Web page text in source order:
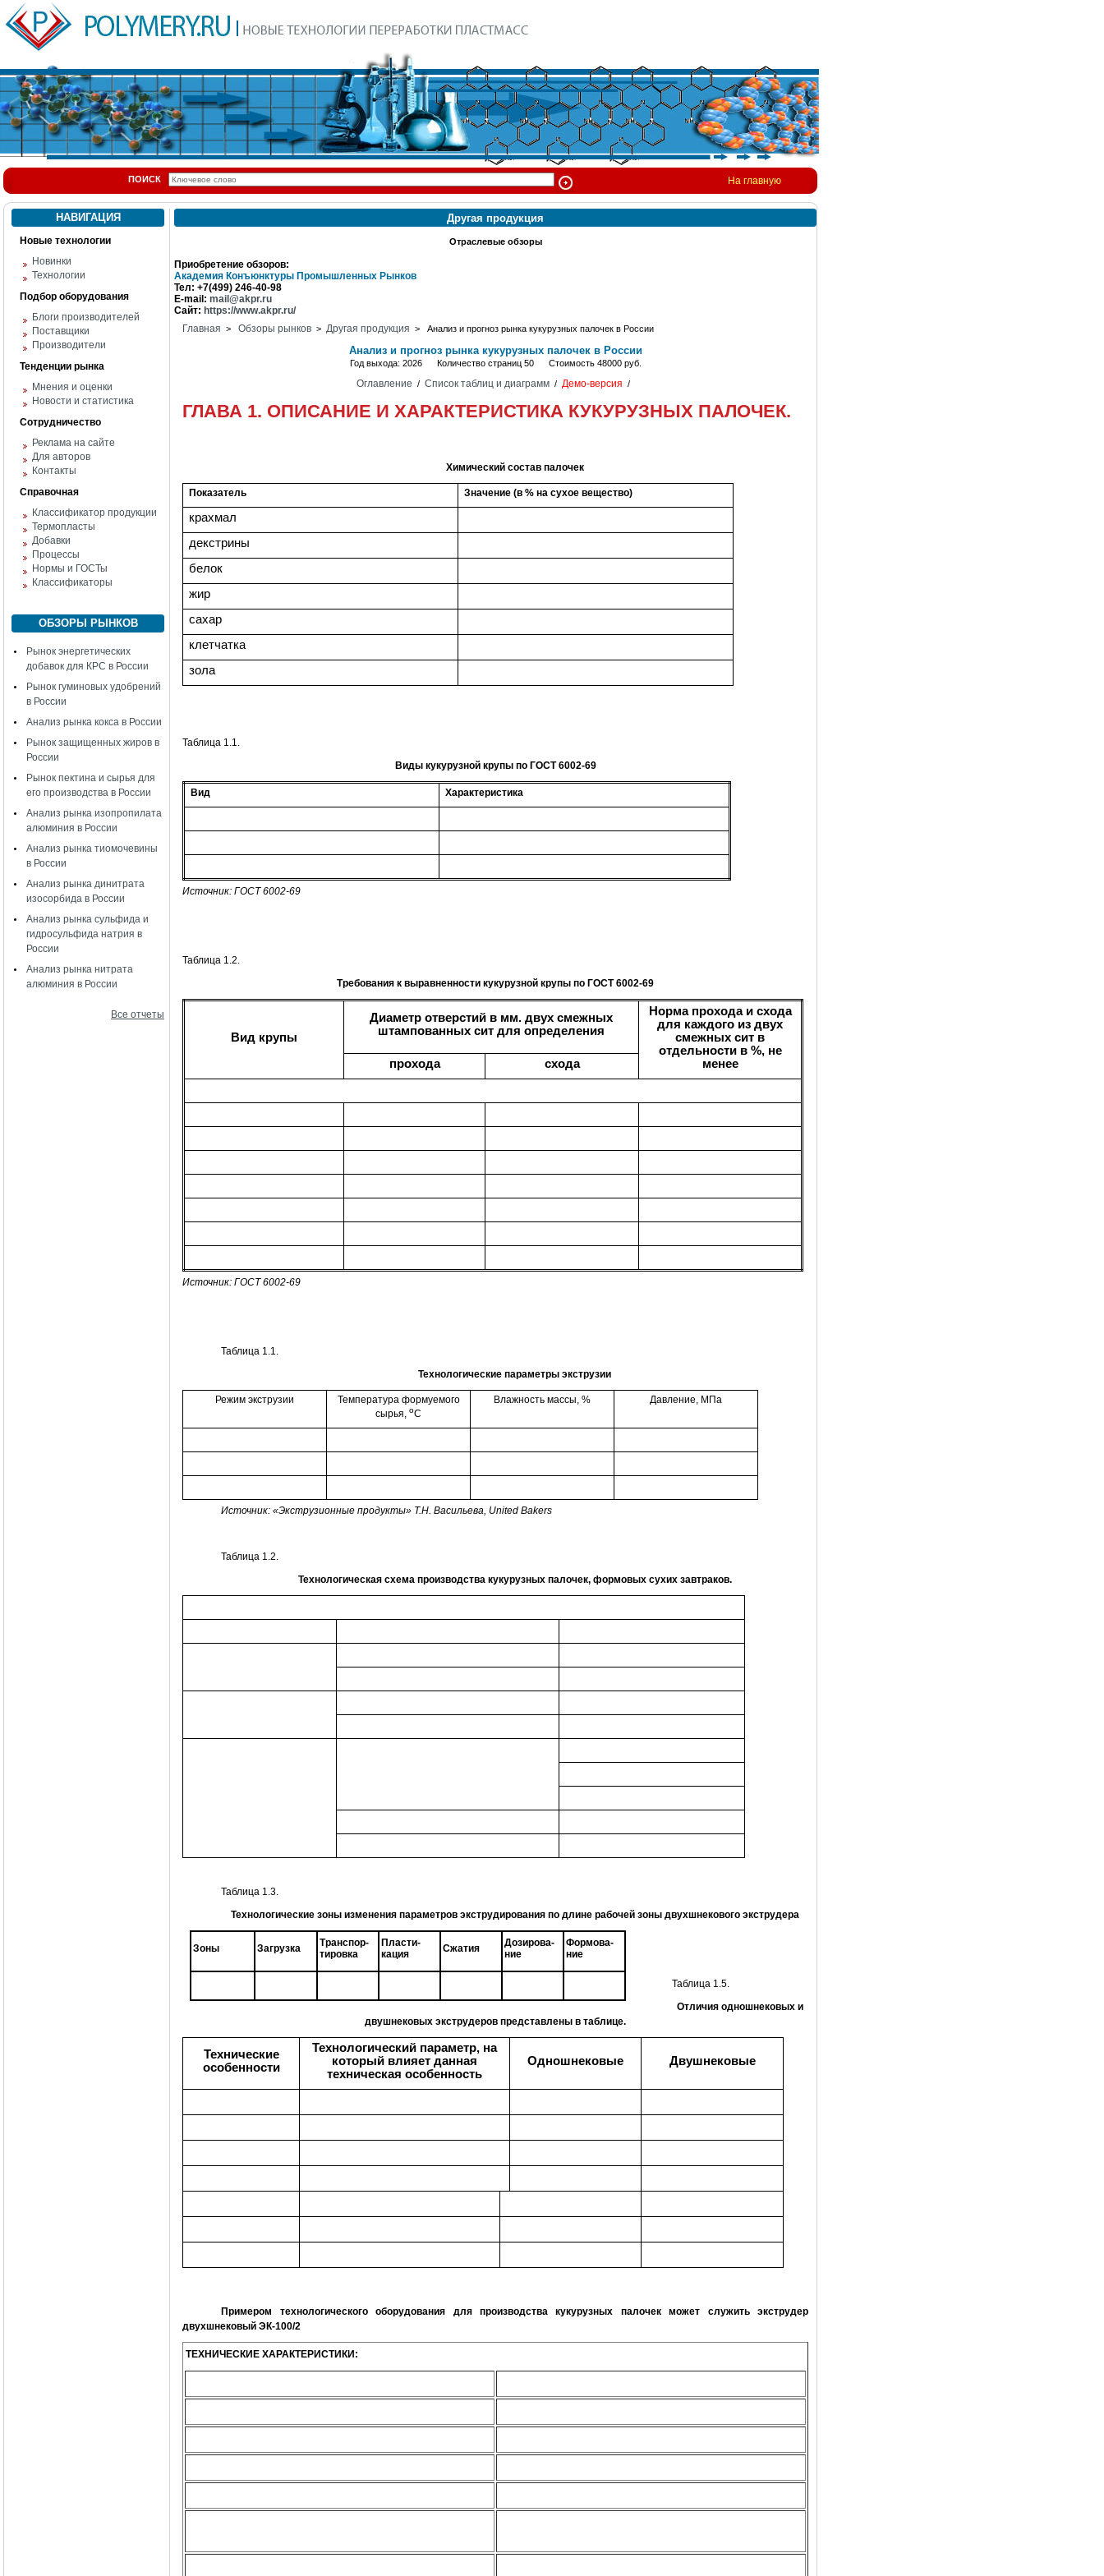
ПОИСК На главную
НАВИГАЦИЯ
Новые технологии
Новинки
Технологии
Подбор оборудования
Блоги производителей
Поставщики
Производители
Тенденции рынка
Мнения и оценки
Новости и статистика
Сотрудничество
Реклама на сайте
Для авторов
Контакты
Справочная
Классификатор продукции
Термопласты
Добавки
Процессы
Нормы и ГОСТы
Классификаторы
ОБЗОРЫ РЫНКОВ
Рынок энергетических
добавок для КРС в России
Рынок гуминовых удобрений
в России
Анализ рынка кокса в России
Рынок защищенных жиров в
России
Рынок пектина и сырья для
его производства в России
Анализ рынка изопропилата
алюминия в России
Анализ рынка тиомочевины
в России
Анализ рынка динитрата
изосорбида в России
Анализ рынка сульфида и
гидросульфида натрия в
России
Анализ рынка нитрата
алюминия в России
Все отчеты
Другая продукция
Отраслевые обзоры
Приобретение обзоров:
Академия Конъюнктуры Промышленных Рынков
Тел: +7(499) 246-40-98
E-mail: mail@akpr.ru
Сайт: https://www.akpr.ru/
Главная > Обзоры рынков > Другая продукция > Анализ и прогноз рынка кукурузных палочек в России
Анализ и прогноз рынка кукурузных палочек в России
Год выхода: 2026 Количество страниц 50 Стоимость 48000 руб.
Оглавление / Список таблиц и диаграмм/ Демо-версия /
ГЛАВА 1. ОПИСАНИЕ И ХАРАКТЕРИСТИКА КУКУРУЗНЫХ ПАЛОЧЕК.
Химический состав палочек
Показатель Значение (в % на сухое вещество)
крахмал
декстрины
белок
жир
сахар
клетчатка
зола
Таблица 1.1.
Виды кукурузной крупы по ГОСТ 6002-69
Вид Характеристика
Источник: ГОСТ 6002-69
Таблица 1.2.
Требования к выравненности кукурузной крупы по ГОСТ 6002-69
Вид крупы
Диаметр отверстий в мм. двух смежных
штампованных сит для определения
Норма прохода и схода
для каждого из двух
смежных сит в
отдельности в %, не
менее
прохода схода
Источник: ГОСТ 6002-69
Таблица 1.1.
Технологические параметры экструзии
Режим экструзии
Температура формуемого
сырья,
оС
Влажность массы, % Давление, МПа
Источник: «Экструзионные продукты» Т.Н. Васильева, United Bakers
Таблица 1.2.
Технологическая схема производства кукурузных палочек, формовых сухих завтраков.
Таблица 1.3.
Технологические зоны изменения параметров экструдирования по длине рабочей зоны двухшнекового экструдера
Зоны Загрузка
Транспор-
тировка
Пласти-
кация
Сжатия
Дозирова-
ние
Формова-
ние
Таблица 1.5.
Отличия одношнековых и
двушнековых экструдеров представлены в таблице.
Технические
особенности
Технологический параметр, на
который влияет данная
техническая особенность
Одношнековые Двушнековые
Примером технологического оборудования для производства кукурузных палочек может служить экструдер
двухшнековый ЭК-100/2
ТЕХНИЧЕСКИЕ ХАРАКТЕРИСТИКИ: